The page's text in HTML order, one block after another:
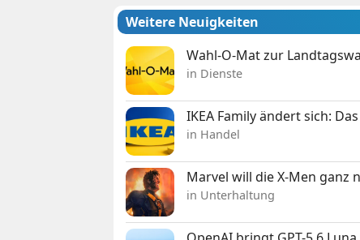
Weitere Neuigkeiten
Wahl-O-Mat zur
in Dienste
IKEA Family ändert sich:
in Handel
Marvel will die X-Men ganz
in Unterhaltung